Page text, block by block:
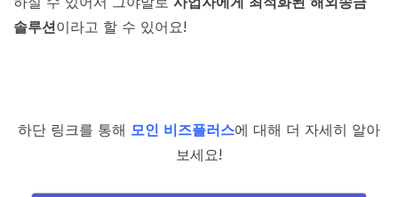
솔루션이라고 할 수 있어요!
하단 링크를 통해 모인 비즈플러스에 대해 더 자세히 알아
보세요!